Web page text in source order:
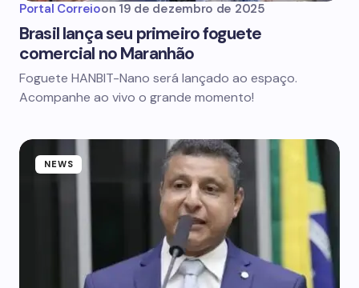
Portal Correioon 19 de dezembro de 2025
Brasil lança seu primeiro foguete
comercial no Maranhão
Foguete HANBIT-Nano será lançado ao espaço.
Acompanhe ao vivo o grande momento!
NEWS